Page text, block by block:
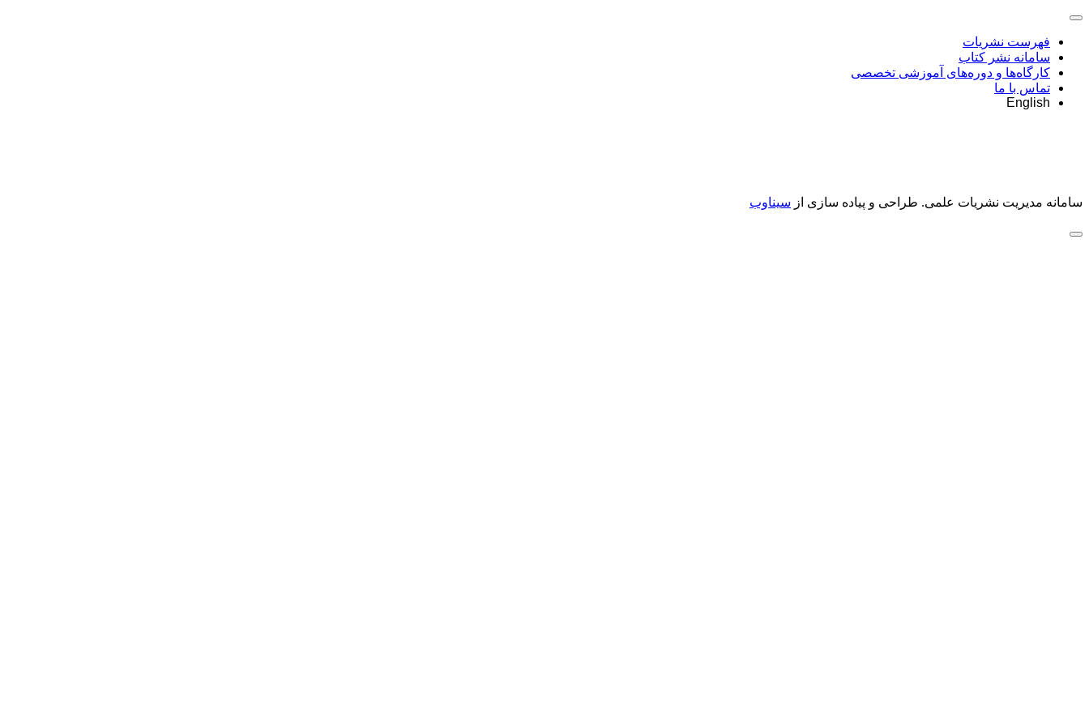
فهرست نشریات
سامانه نشر کتاب
کارگاه‌ها و دوره‌های آموزشی تخصصی
تماس با ما
English
سامانه مدیریت نشریات علمی. طراحی و پیاده سازی از سیناوب